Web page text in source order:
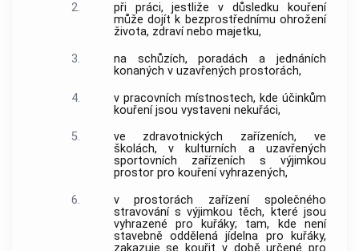
2.
při práci, jestliže v důsledku kouření
může dojít k bezprostřednímu ohrožení
života, zdraví nebo majetku,
3.
na schůzích, poradách a jednáních
konaných v uzavřených prostorách,
4.
v pracovních místnostech, kde účinkům
kouření jsou vystaveni nekuřáci,
5.
ve zdravotnických zařízeních, ve
školách, v kulturních a uzavřených
sportovních zařízeních s výjimkou
prostor pro kouření vyhrazených,
6.
v prostorách zařízení společného
stravování s výjimkou těch, které jsou
vyhrazené pro kuřáky; tam, kde není
stavebně oddělená jídelna pro kuřáky,
zakazuje se kouřit v době určené pro